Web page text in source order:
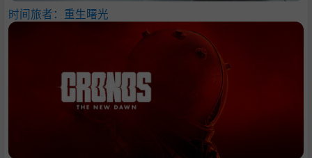
时间旅者：重生曙光